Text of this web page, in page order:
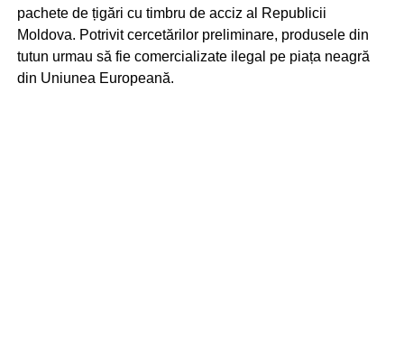
pachete de țigări cu timbru de acciz al Republicii
Moldova. Potrivit cercetărilor preliminare, produsele din
tutun urmau să fie comercializate ilegal pe piața neagră
din Uniunea Europeană.